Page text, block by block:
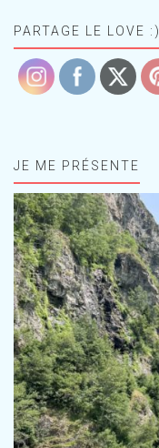
PARTAGE LE LOVE :)
JE ME PRÉSENTE